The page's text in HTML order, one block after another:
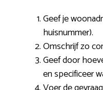
Geef je
huisnummer).
Omschrijf zo
Geef door
en specificeer